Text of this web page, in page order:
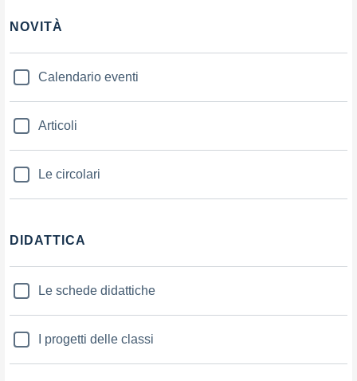
NOVITÀ
Calendario eventi
Articoli
Le circolari
DIDATTICA
Le schede didattiche
I progetti delle classi